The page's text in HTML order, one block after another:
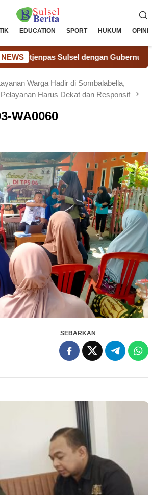
EDUCATION SPORT HUKUM OPINI
Sulsel dengan Gubernur Sulsel,
Warga Hadir di Sombalabella,
Harus Dekat dan Responsif
WA0060
SEBARKAN